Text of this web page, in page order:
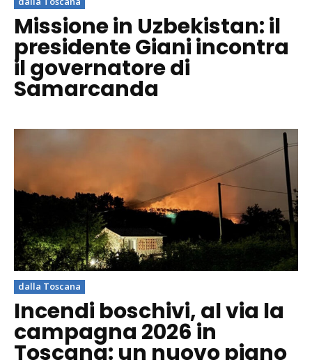
Missione in Uzbekistan: il
presidente Giani incontra
il governatore di
Samarcanda
dalla Toscana
Incendi boschivi, al via la
campagna 2026 in
Toscana: un nuovo piano